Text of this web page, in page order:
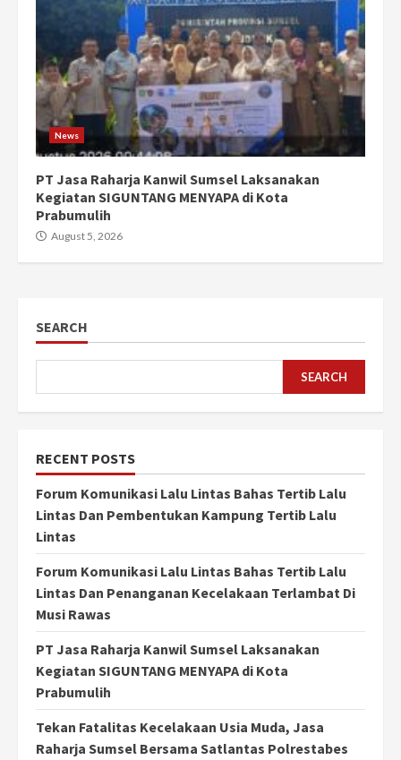
News
PT Jasa Raharja Kanwil Sumsel Laksanakan
Kegiatan SIGUNTANG MENYAPA di Kota
Prabumulih
August 5, 2026
SEARCH
SEARCH
RECENT POSTS
Forum Komunikasi Lalu Lintas Bahas Tertib Lalu
Lintas Dan Pembentukan Kampung Tertib Lalu
Lintas
Forum Komunikasi Lalu Lintas Bahas Tertib Lalu
Lintas Dan Penanganan Kecelakaan Terlambat Di
Musi Rawas
PT Jasa Raharja Kanwil Sumsel Laksanakan
Kegiatan SIGUNTANG MENYAPA di Kota
Prabumulih
Tekan Fatalitas Kecelakaan Usia Muda, Jasa
Raharja Sumsel Bersama Satlantas Polrestabes